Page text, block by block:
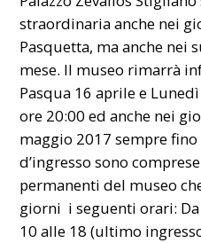
straordinaria anche nei
Pasquetta, ma anche nei
mese. Il museo rimarrà
Pasqua 16 aprile e
ore 20:00 ed anche nei
maggio 2017 sempre
d’ingresso sono
permanenti del museo
giorni i seguenti orari:
10 alle 18 (ultimo